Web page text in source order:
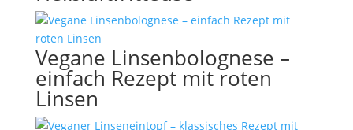
Vegane Linsenbolognese –
einfach Rezept mit roten
Linsen